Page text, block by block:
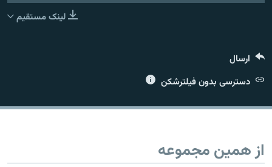
لینک مستقیم
ارسال
دسترسی بدون فیلترشکن
از همین مجموعه